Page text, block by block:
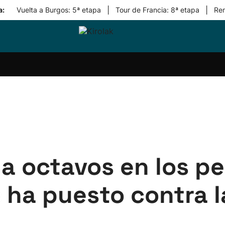
Vuelta a Burgos: 5ª etapa Tour de Francia: 8ª etapa
Equipos
octavos en los
ha puesto contra